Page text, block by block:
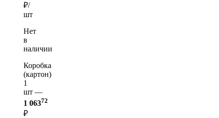
₽/
шт
Нет
в
наличии
Коробка
(картон)
1
шт —
1 06372
₽